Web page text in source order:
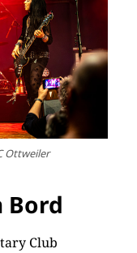
Ottweiler
Bord
Club